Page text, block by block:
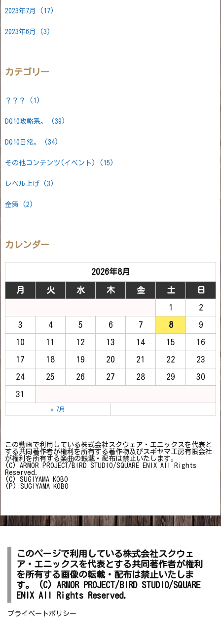
2023年7月 (17)
2023年6月 (3)
カテゴリー
？？？ (1)
DQ10攻略系。 (39)
DQ10日常。 (34)
その他コンテンツ(イベント) (15)
レベル上げ (3)
金策 (2)
カレンダー
2026年8月
月 火 水 木 金 土 日
1 2
3 4 5 6 7 8 9
10 11 12 13 14 15 16
17 18 19 20 21 22 23
24 25 26 27 28 29 30
31
« 7月
この動画で利用している株式会社スクウェア・エニックスを代表と
する共同著作者が権利を所有する著作物及びスギヤマ工房有限会社
が権利を所有する楽曲の転載・配布は禁止いたします。
(C) ARMOR PROJECT/BIRD STUDIO/SQUARE ENIX All Rights
Reserved.
(C) SUGIYAMA KOBO
(P) SUGIYAMA KOBO
このページで利用している株式会社スクウェ
ア・エニックスを代表とする共同著作者が権利
を所有する画像の転載・配布は禁止いたしま
す。 (C) ARMOR PROJECT/BIRD STUDIO/SQUARE
ENIX All Rights Reserved.
プライベートポリシー